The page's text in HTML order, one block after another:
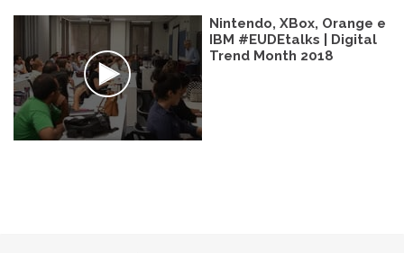
Nintendo, XBox, Orange e
IBM #EUDEtalks | Digital
Trend Month 2018